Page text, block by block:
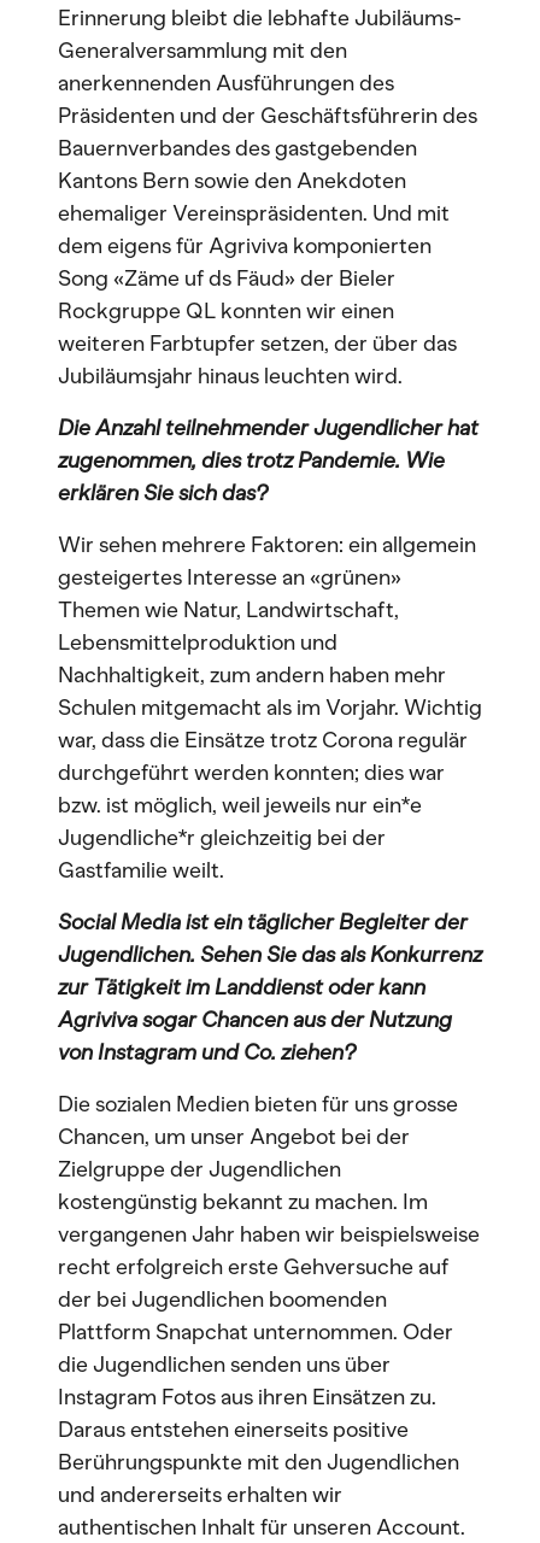
Erinnerung bleibt die lebhafte Jubiläums-
Generalversammlung mit den
anerkennenden Ausführungen des
Präsidenten und der Geschäftsführerin des
Bauernverbandes des gastgebenden
Kantons Bern sowie den Anekdoten
ehemaliger Vereinspräsidenten. Und mit
dem eigens für Agriviva komponierten
Song «Zäme uf ds Fäud» der Bieler
Rockgruppe QL konnten wir einen
weiteren Farbtupfer setzen, der über das
Jubiläumsjahr hinaus leuchten wird.
Die Anzahl teilnehmender Jugendlicher hat
zugenommen, dies trotz Pandemie. Wie
erklären Sie sich das?
Wir sehen mehrere Faktoren: ein allgemein
gesteigertes Interesse an «grünen»
Themen wie Natur, Landwirtschaft,
Lebensmittelproduktion und
Nachhaltigkeit, zum andern haben mehr
Schulen mitgemacht als im Vorjahr. Wichtig
war, dass die Einsätze trotz Corona regulär
durchgeführt werden konnten; dies war
bzw. ist möglich, weil jeweils nur ein*e
Jugendliche*r gleichzeitig bei der
Gastfamilie weilt.
Social Media ist ein täglicher Begleiter der
Jugendlichen. Sehen Sie das als Konkurrenz
zur Tätigkeit im Landdienst oder kann
Agriviva sogar Chancen aus der Nutzung
von Instagram und Co. ziehen?
Die sozialen Medien bieten für uns grosse
Chancen, um unser Angebot bei der
Zielgruppe der Jugendlichen
kostengünstig bekannt zu machen. Im
vergangenen Jahr haben wir beispielsweise
recht erfolgreich erste Gehversuche auf
der bei Jugendlichen boomenden
Plattform Snapchat unternommen. Oder
die Jugendlichen senden uns über
Instagram Fotos aus ihren Einsätzen zu.
Daraus entstehen einerseits positive
Berührungspunkte mit den Jugendlichen
und andererseits erhalten wir
authentischen Inhalt für unseren Account.